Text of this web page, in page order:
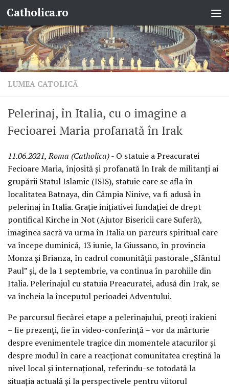
Skip to content
Catholica.ro
LUMEA CATOLICĂ
Pelerinaj, în Italia, cu o imagine a
Fecioarei Maria profanată în Irak
11.06.2021, Roma (Catholica)- O statuie a Preacuratei
Fecioare Maria, înjosită și profanată în Irak de militanți ai
grupării Statul Islamic (ISIS), statuie care se afla în
localitatea Batnaya, din Câmpia Ninive, va fi adusă în
pelerinaj în Italia. Grație inițiativei fundației de drept
pontifical Kirche in Not (Ajutor Bisericii care Suferă),
imaginea sacră va urma în Italia un parcurs spiritual care
va începe duminică, 13 iunie, la Giussano, în provincia
Monza și Brianza, în cadrul comunității pastorale „Sfântul
Paul” și, de la 1 septembrie, va continua în parohiile din
Italia. Pelerinajul cu statuia Preacuratei, adusă din Irak, se
va încheia la începutul perioadei Adventului.
Pe parcursul fiecărei etape a pelerinajului, preoți irakieni
– fie prezenți, fie în video-conferință – vor da mărturie
despre evenimentele tragice din momentele atacurilor și
despre modul în care a reacționat comunitatea creștină la
nivel local și internațional, referindu-se totodată la
situația actuală și la perspectivele pentru viitorul